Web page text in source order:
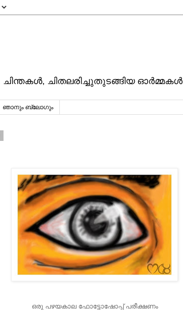
ചിന്തകള്‍, ചിതലരിച്ചുതുടങ്ങിയ ഓര്‍മ്മകള്‍
ഞാനും ബ്ലോഗും
ഒരു പഴയകാല ഫോട്ടോഷോപ്പ്‌ പരീക്ഷണം